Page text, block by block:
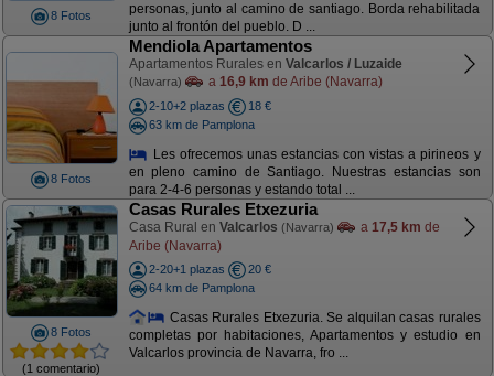
8 Fotos
personas, junto al camino de santiago. Borda rehabilitada
junto al frontón del pueblo. D ...
8 Fotos
Mendiola Apartamentos
Apartamentos Rurales en Valcarlos / Luzaide
(Navarra) a 16,9 km de Aribe (Navarra)
2-10+2 plazas
18 €
63 km de Pamplona
Les ofrecemos unas estancias con vistas a pirineos y
en pleno camino de Santiago. Nuestras estancias son
para 2-4-6 personas y estando total ...
8 Fotos
(1 comentario)
Casas Rurales Etxezuria
Casa Rural en Valcarlos (Navarra) a 17,5 km de
Aribe (Navarra)
2-20+1 plazas
20 €
64 km de Pamplona
Casas Rurales Etxezuria. Se alquilan casas rurales
completas por habitaciones, Apartamentos y estudio en
Valcarlos provincia de Navarra, fro ...